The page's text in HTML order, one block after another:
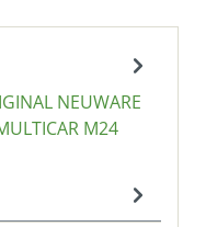
NEUWARE
M24